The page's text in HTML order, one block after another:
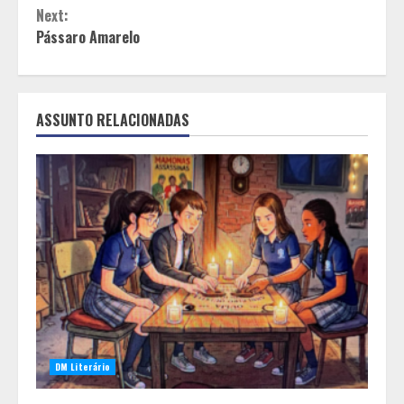
Next:
Pássaro Amarelo
ASSUNTO RELACIONADAS
DM Literário